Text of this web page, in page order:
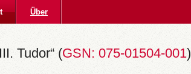
Über
Tudor“ (GSN: 075-01504-001)